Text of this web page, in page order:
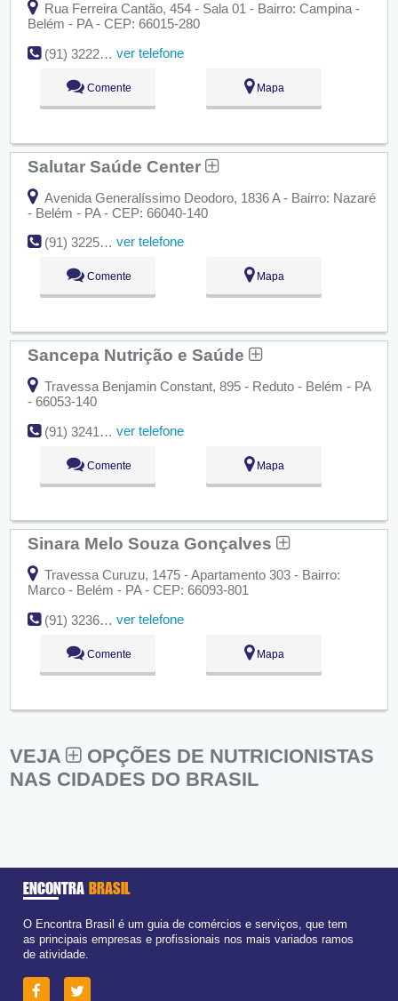
Rua Ferreira Cantão, 454 - Sala 01 - Bairro: Campina -
Belém - PA - CEP: 66015-280
(91) 3222-6145
ver telefone
Comente Mapa
Salutar Saúde Center
Avenida Generalíssimo Deodoro, 1836 A - Bairro: Nazaré
- Belém - PA - CEP: 66040-140
(91) 3225-2428
ver telefone
Comente Mapa
Sancepa Nutrição e Saúde
Travessa Benjamin Constant, 895 - Reduto - Belém - PA
- 66053-140
(91) 3241-8823
ver telefone
Comente Mapa
Sinara Melo Souza Gonçalves
Travessa Curuzu, 1475 - Apartamento 303 - Bairro:
Marco - Belém - PA - CEP: 66093-801
(91) 3236-3807
ver telefone
Comente Mapa
VEJA
OPÇÕES DE NUTRICIONISTAS
NAS CIDADES DO BRASIL
ENCONTRA BRASIL
O Encontra Brasil é um guia de comércios e serviços, que tem
as principais empresas e profissionais nos mais variados ramos
de atividade.